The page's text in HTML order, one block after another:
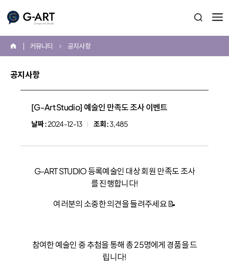
G-ART 검색 열
홈 커뮤니티 공지사항
공지사항
[G-Art Studio] 예술인 만족도 조사 이벤트
날짜 :2024-12-13 조회 :3,485
G-ART STUDIO 등록예술인 대상 회원 만족도 조사
를 진행합니다!
여러분의 소중한 의견을 들려주세요 📝
참여한 예술인 중 추첨을 통해 총 25명에게 경품을 드
립니다!